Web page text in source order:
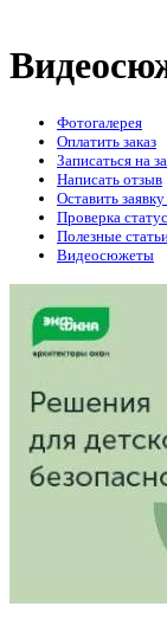
Фотогалерея
Оплатить заказ
Записаться на
Написать отзыв
Оставить
Проверка
Полезные
Видеосюжеты